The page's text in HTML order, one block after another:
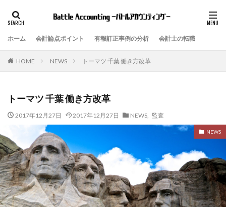
ホーム 会計論点ポイント 有報訂正事例の分析 会計士の転職
HOME NEWS トーマツ 千葉 働き方改革
トーマツ 千葉 働き方改革
2017年12月27日 2017年12月27日 NEWS, 監査
NEWS